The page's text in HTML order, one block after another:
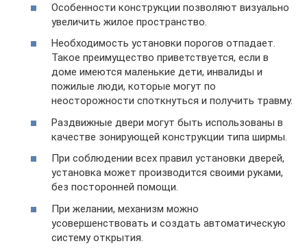
Особенности конструкции позволяют визуально
увеличить жилое пространство.
Необходимость установки порогов отпадает.
Такое преимущество приветствуется, если в
доме имеются маленькие дети, инвалиды и
пожилые люди, которые могут по
неосторожности споткнуться и получить травму.
Раздвижные двери могут быть использованы в
качестве зонирующей конструкции типа ширмы.
При соблюдении всех правил установки дверей,
установка может производится своими руками,
без посторонней помощи.
При желании, механизм можно
усовершенствовать и создать автоматическую
систему открытия.